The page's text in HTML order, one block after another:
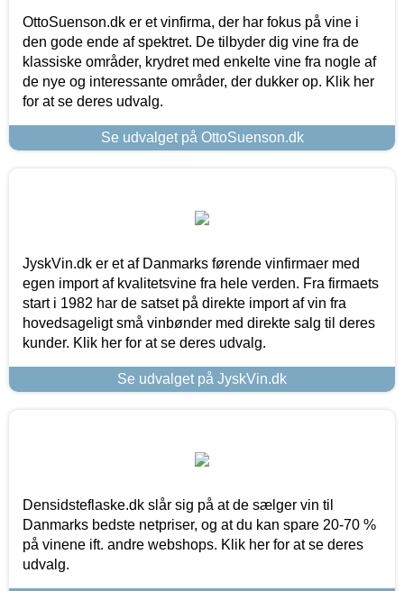
OttoSuenson.dk er et vinfirma, der har fokus på vine i
den gode ende af spektret. De tilbyder dig vine fra de
klassiske områder, krydret med enkelte vine fra nogle af
de nye og interessante områder, der dukker op. Klik her
for at se deres udvalg.
Se udvalget på OttoSuenson.dk
JyskVin.dk er et af Danmarks førende vinfirmaer med
egen import af kvalitetsvine fra hele verden. Fra firmaets
start i 1982 har de satset på direkte import af vin fra
hovedsageligt små vinbønder med direkte salg til deres
kunder. Klik her for at se deres udvalg.
Se udvalget på JyskVin.dk
Densidsteflaske.dk slår sig på at de sælger vin til
Danmarks bedste netpriser, og at du kan spare 20-70 %
på vinene ift. andre webshops. Klik her for at se deres
udvalg.